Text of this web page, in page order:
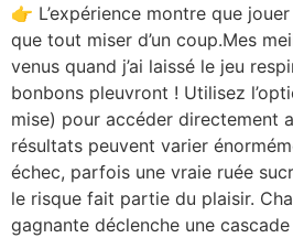
👉 L’expérience montre que
que tout miser d’un coup.Mes
venus quand j’ai laissé le jeu
bonbons pleuvront ! Utilisez
mise) pour accéder directement
résultats peuvent varier
échec, parfois une vraie ruée
le risque fait partie du plaisir.
gagnante déclenche une